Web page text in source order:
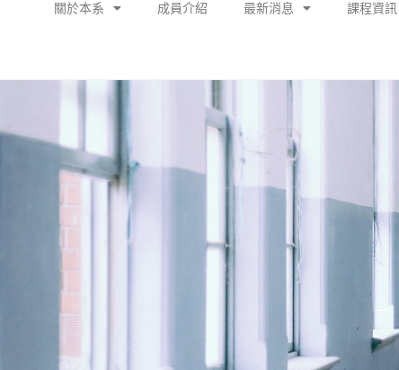
關於本系 成員介紹 最新消息 課程資訊
─